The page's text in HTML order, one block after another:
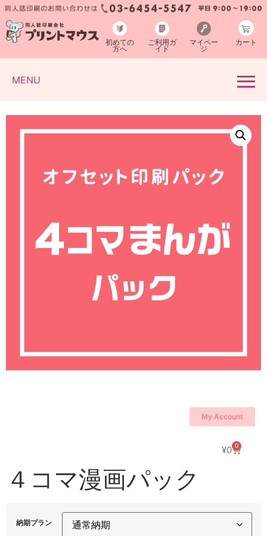
初めての
方へ
ご利用ガ
イド
マイペー
ジ
カート
MENU
My Account
¥0 0
４コマ漫画パック
納期プラン